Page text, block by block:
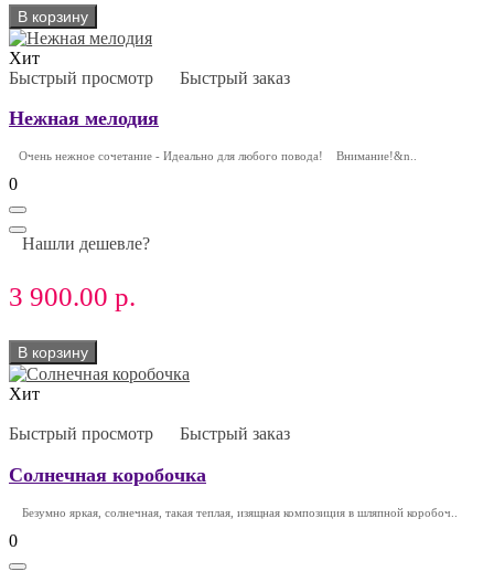
В корзину
Хит
Быстрый просмотр
Быстрый заказ
Нежная мелодия
Очень нежное сочетание - Идеально для любого повода! Внимание!&n..
0
Нашли дешевле?
3 900.00 р.
В корзину
Хит
Быстрый просмотр Быстрый заказ
Солнечная коробочка
Безумно яркая, солнечная, такая теплая, изящная композиция в шляпной коробоч..
0